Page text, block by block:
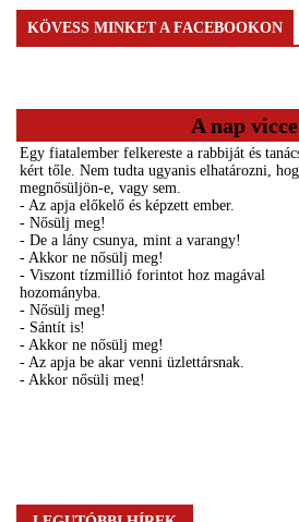
KÖVESS MINKET A FACEBOOKON
A nap vicce